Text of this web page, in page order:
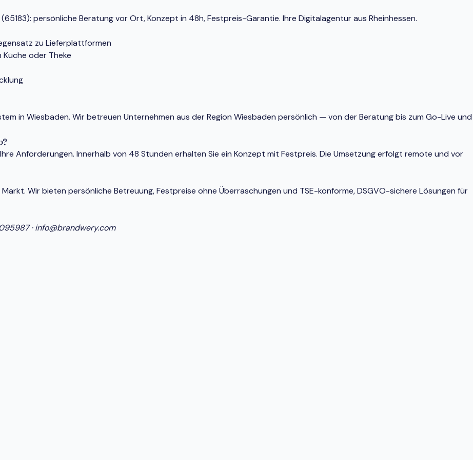
persönliche Beratung vor Ort, Konzept in 48h, Festpreis-Garantie. Ihre Digitalagentur aus Rheinhessen.
zu Lieferplattformen
oder Theke
in Wiesbaden. Wir betreuen Unternehmen aus der Region Wiesbaden persönlich — von der Beratung bis zum Go-Live und
Anforderungen. Innerhalb von 48 Stunden erhalten Sie ein Konzept mit Festpreis. Die Umsetzung erfolgt remote und vor
Wir bieten persönliche Betreuung, Festpreise ohne Überraschungen und TSE-konforme, DSGVO-sichere Lösungen für
·info@brandwery.com